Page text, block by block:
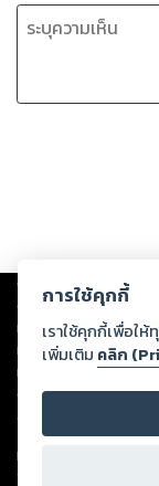
Copyright © 2026
ต่อผลงานหรือเนื้อหาใด
ทรัพย์สินทางปัญญาของ
ทุกท่านโปรดใช้วิจารณ
หนึ่งส่วนใดขัดต่อกฎหมา
ดำเนินการในทันที ทั้ง
ลิขสิทธิ์ พ.ศ. 2537 (ฉบับ
For support:
Version
การใช้คุกกี้
เราใช้คุกกี้เพื่อใ
เพิ่มเติม คลิก